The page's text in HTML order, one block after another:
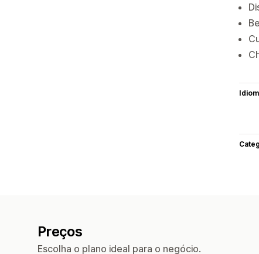
Preços
Escolha o plano ideal para o negócio.